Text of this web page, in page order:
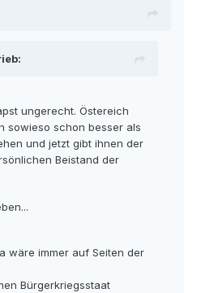
ungerecht. Östereich
sowieso schon besser als
und jetzt gibt ihnen der
Beistand der
wäre immer auf Seiten der
Bürgerkriegsstaat